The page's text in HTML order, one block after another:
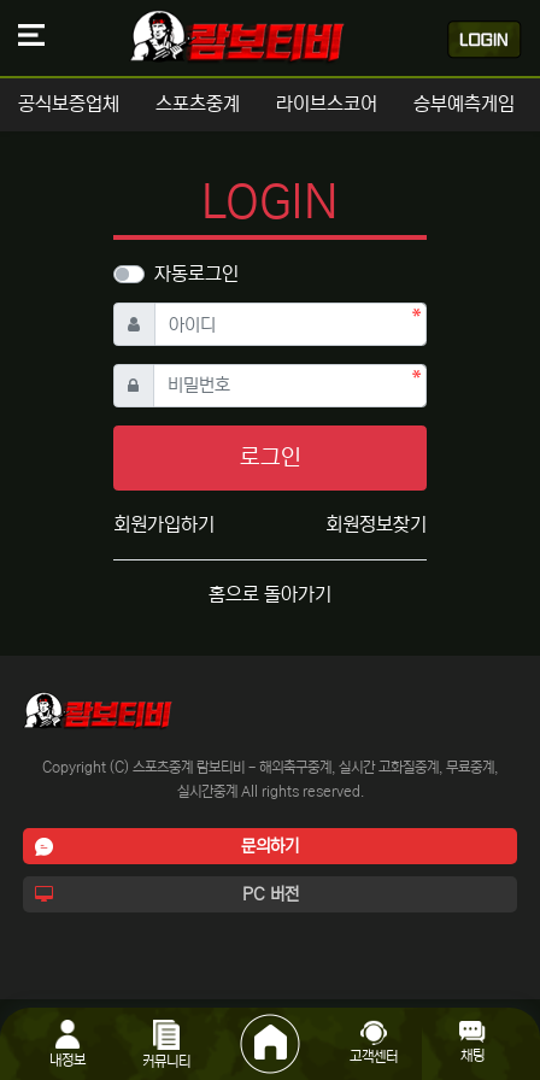
공식보증업체 스포츠중계 라이브스코어 승부예측게임
LOGIN
자동로그인
아이디 필수
비밀번호필수
로그인
회원가입하기 회원정보찾기
홈으로 돌아가기
Copyright (C) 스포츠중계 람보티비 - 해외축구중계, 실시간 고화질중계, 무료중계,
실시간중계 All rights reserved.
문의하기
PC 버전
내정보 커뮤니티 고객센터 채팅